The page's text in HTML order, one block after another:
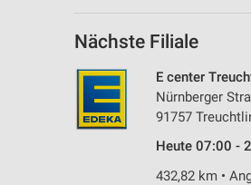
Nächste Filiale
E center
Nürnberger
91757
Heute 07:00 -
432,82 km •